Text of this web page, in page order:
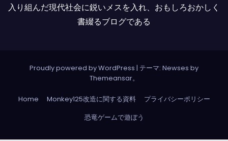
入り組んだ現代社会に鋭いメスを入れ、おもしろおかしく
書綴るブログである
Proudly powered by WordPress | テーマ: Newses by
Themeansar。
Home Monkey125改造に関する資料
プライバシーポリシー
恐竜ゲームで遊ぼう